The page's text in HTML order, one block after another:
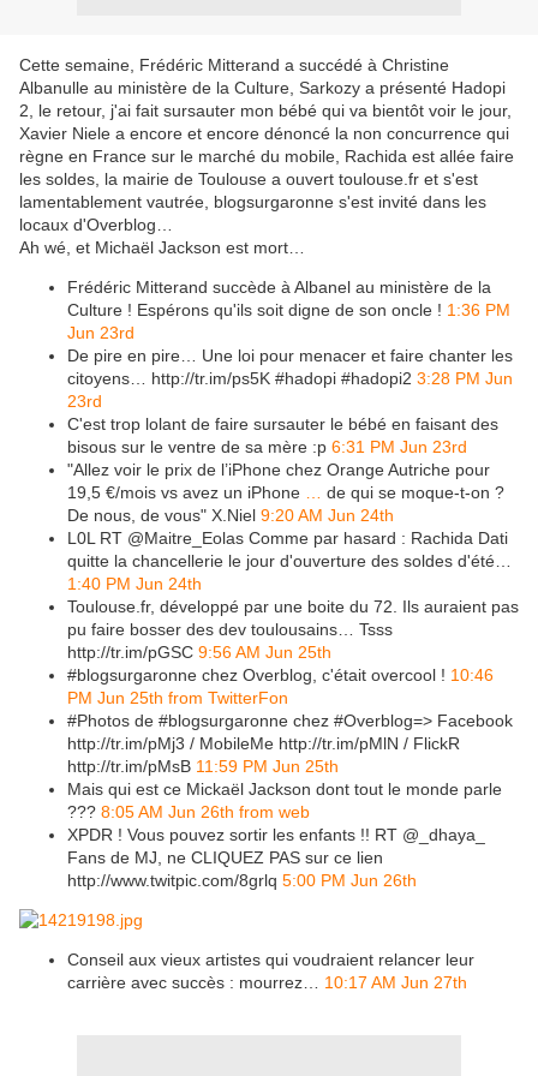
Cette semaine, Frédéric Mitterand a succédé à Christine
Albanulle au ministère de la Culture, Sarkozy a présenté Hadopi
2, le retour, j'ai fait sursauter mon bébé qui va bientôt voir le jour,
Xavier Niele a encore et encore dénoncé la non concurrence qui
règne en France sur le marché du mobile, Rachida est allée faire
les soldes, la mairie de Toulouse a ouvert toulouse.fr et s'est
lamentablement vautrée, blogsurgaronne s'est invité dans les
locaux d'Overblog…
Ah wé, et Michaël Jackson est mort…
Frédéric Mitterand succède à Albanel au ministère de la
Culture ! Espérons qu'ils soit digne de son oncle ! 1:36 PM
Jun 23rd
De pire en pire… Une loi pour menacer et faire chanter les
citoyens… http://tr.im/ps5K #hadopi #hadopi2 3:28 PM Jun
23rd
C'est trop lolant de faire sursauter le bébé en faisant des
bisous sur le ventre de sa mère :p 6:31 PM Jun 23rd
"Allez voir le prix de l’iPhone chez Orange Autriche pour
19,5 €/mois vs avez un iPhone
de qui se moque-t-on ?
De nous, de vous" X.Niel 9:20 AM Jun 24th
L0L RT @Maitre_Eolas Comme par hasard : Rachida Dati
quitte la chancellerie le jour d'ouverture des soldes d'été…
1:40 PM Jun 24th
Toulouse.fr, développé par une boite du 72. Ils auraient pas
pu faire bosser des dev toulousains… Tsss
http://tr.im/pGSC 9:56 AM Jun 25th
#blogsurgaronne chez Overblog, c'était overcool ! 10:46
PM Jun 25th from TwitterFon
#Photos de #blogsurgaronne chez #Overblog=> Facebook
http://tr.im/pMj3 / MobileMe http://tr.im/pMlN / FlickR
http://tr.im/pMsB 11:59 PM Jun 25th
Mais qui est ce Mickaël Jackson dont tout le monde parle
??? 8:05 AM Jun 26th from web
XPDR ! Vous pouvez sortir les enfants !! RT @_dhaya_
Fans de MJ, ne CLIQUEZ PAS sur ce lien
http://www.twitpic.com/8grlq 5:00 PM Jun 26th
Conseil aux vieux artistes qui voudraient relancer leur
carrière avec succès : mourrez… 10:17 AM Jun 27th